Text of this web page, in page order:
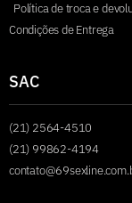
Política de troca e
Condições de Entrega
SAC
(21) 2564-4510
(21) 99862-4194